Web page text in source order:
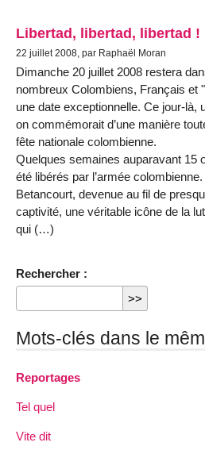
Libertad, libertad, libertad !
22 juillet 2008, par Raphaël Moran
Dimanche 20 juillet 2008 restera
nombreux Colombiens, Français et
une date exceptionnelle. Ce jour-là,
on commémorait d’une manière
fête nationale colombienne.
Quelques semaines auparavant 15
été libérés par l’armée
Betancourt, devenue au fil de
captivité, une véritable icône de la
qui (…)
Rechercher :
Mots-clés dans le
Reportages
Tel quel
Vite dit